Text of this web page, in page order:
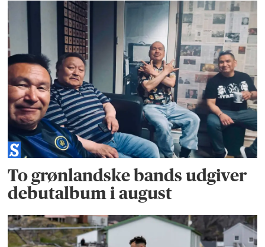
To grønlandske bands udgiver
debutalbum i august